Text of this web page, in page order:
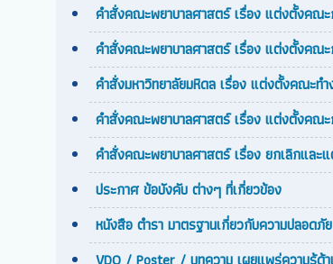
คำสั่งคณะพยาบาลศาสตร์ เรื่อง แต่งตั้งคณ
คำสั่งคณะพยาบาลศาสตร์ เรื่อง แต่งตั้งคณะ
คำสั่งมหาวิทยาลัยมหิดล เรื่อง แต่งตั้งคณะท
คำสั่งคณะพยาบาลศาสตร์ เรื่อง แต่งตั้งคณ
คำสั่งคณะพยาบาลศาสตร์ เรื่อง ยกเลิกและ
ประกาศ ข้อบังคับ ต่างๆ ที่เกี่ยวข้อง
หนังสือ ตำรา มาตรฐานเกี่ยวกับความปลอดภั